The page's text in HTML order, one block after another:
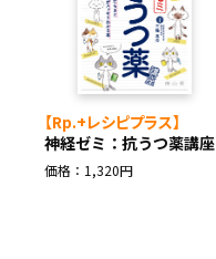
【Rp.+レシピプラス】
神経ゼミ：抗うつ薬講座
価格：1,320円